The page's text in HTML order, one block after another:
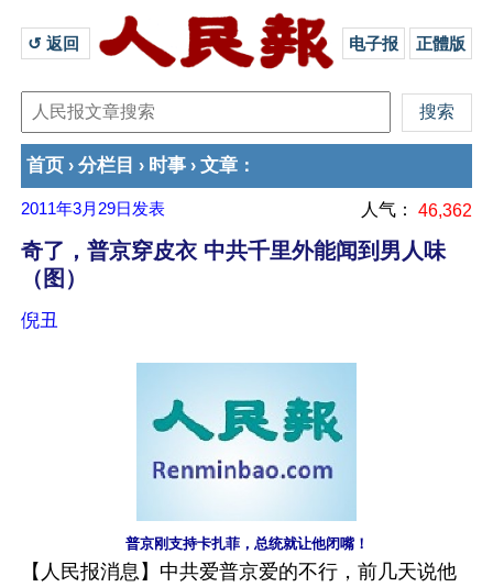
↺ 返回 电子报 正體版
首页 › 分栏目 › 时事 › 文章 ：
2011年3月29日 发表 人气： 46,362
奇了，普京穿皮衣 中共千里外能闻到男人味
（图）
倪丑
普京刚支持卡扎菲，总统就让他闭嘴！
【人民报消息】中共爱普京爱的不行，前几天说他